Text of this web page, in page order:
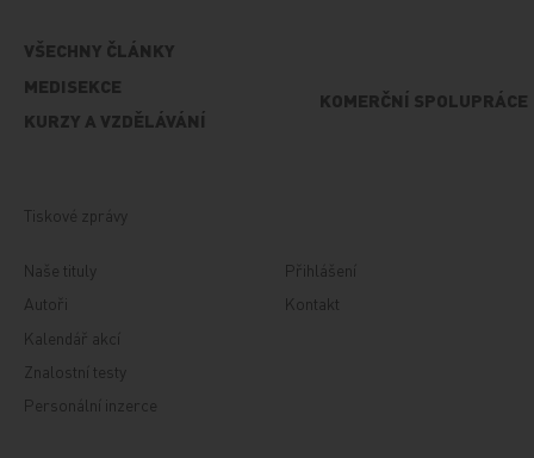
VŠECHNY ČLÁNKY
MEDISEKCE
KURZY A VZDĚLÁVÁNÍ
KOMERČNÍ SPOLUPRÁCE
Tiskové zprávy
Naše tituly
Autoři
Kalendář akcí
Znalostní testy
Personální inzerce
Přihlášení
Kontakt